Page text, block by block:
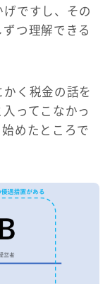
ですし、その
つ理解できる
く税金の話を
ってこなかっ
めたところで